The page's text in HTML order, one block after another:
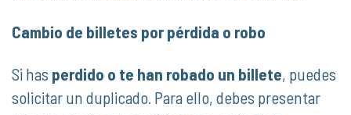
Cambio de billetes por pérdida o robo
Si has perdido o te han robado un billete, puedes
solicitar un duplicado. Para ello, debes presentar